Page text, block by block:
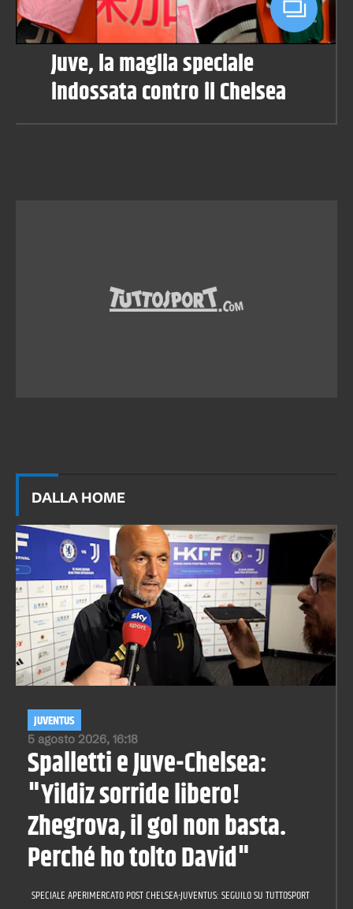
Juve, la maglia speciale
indossata contro il Chelsea
DALLA HOME
5 agosto 2026, 16:18
JUVENTUS
Spalletti e Juve-Chelsea:
"Yildiz sorride libero!
Zhegrova, il gol non basta.
Perché ho tolto David"
SPECIALE APERIMERCATO POST CHELSEA-JUVENTUS: SEGUILO SU TUTTOSPORT